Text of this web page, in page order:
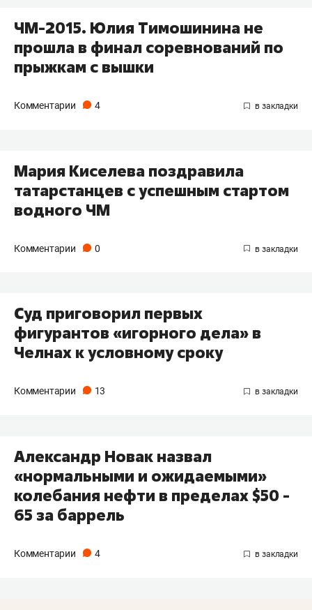
ЧМ-2015. Юлия Тимошинина не
прошла в финал соревнований по
прыжкам с вышки
Комментарии 4
Мария Киселева поздравила
татарстанцев с успешным стартом
водного ЧМ
Комментарии 0
Суд приговорил первых
фигурантов «игорного дела» в
Челнах к условному сроку
Комментарии 13
Александр Новак назвал
«нормальными и ожидаемыми»
колебания нефти в пределах $50 -
65 за баррель
Комментарии 4